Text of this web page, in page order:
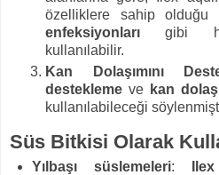
özelliklere sahip olduğu
enfeksiyonları gibi
kullanılabilir.
Kan Dolaşımını
destekleme ve kan
kullanılabileceği
Süs Bitkisi Olarak
Yılbaşı süslemeleri: